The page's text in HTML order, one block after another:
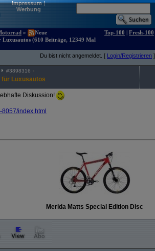
Impressum|
Werbung
»
Neue
(610 Beiträge, 12349 Mal
Top-100 | Fresh-100
Du bist nicht angemeldet. [ Login/Registrieren ]
#3898316
Luxusautos
Diskussion!
8057/index.html
Merida Matts Special Edition Disc